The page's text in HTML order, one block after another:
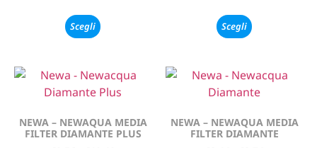
Scegli Scegli
NEWA – NEWAQUA MEDIA
FILTER DIAMANTE PLUS
NEWA – NEWAQUA MEDIA
FILTER DIAMANTE